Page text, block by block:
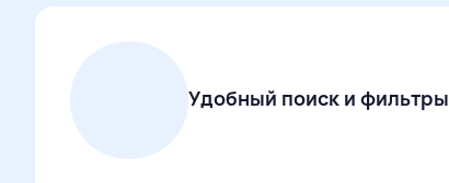
Удобный поиск и фильтры